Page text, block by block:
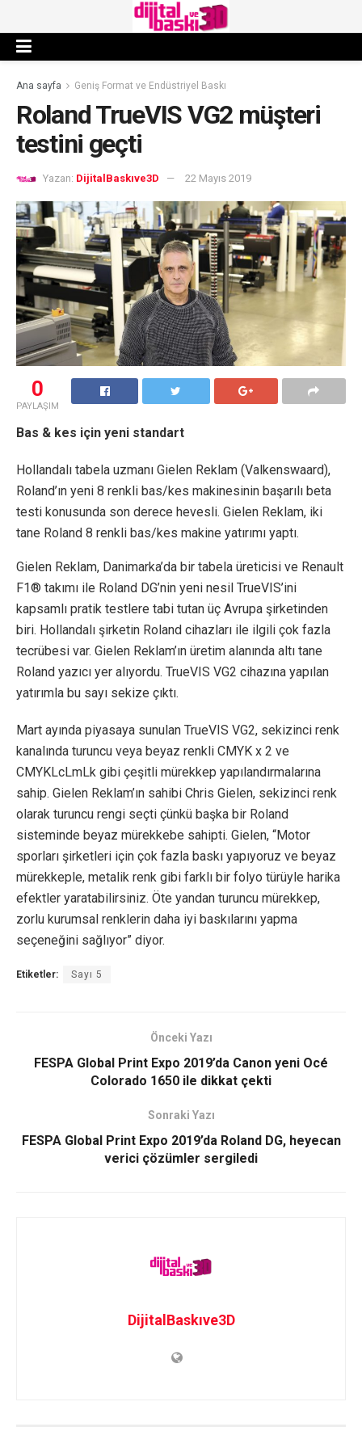
Ana sayfa Geniş Format ve Endüstriyel Baskı
Roland TrueVIS VG2 müşteri
testini geçti
Yazan: DijitalBaskıve3D 22 Mayıs 2019
0
PAYLAŞIM
Bas & kes için yeni standart
Hollandalı tabela uzmanı Gielen Reklam (Valkenswaard),
Roland’ın yeni 8 renkli bas/kes makinesinin başarılı beta
testi konusunda son derece hevesli. Gielen Reklam, iki
tane Roland 8 renkli bas/kes makine yatırımı yaptı.
Gielen Reklam, Danimarka’da bir tabela üreticisi ve Renault
F1® takımı ile Roland DG’nin yeni nesil TrueVIS’ini
kapsamlı pratik testlere tabi tutan üç Avrupa şirketinden
biri. Hollandalı şirketin Roland cihazları ile ilgili çok fazla
tecrübesi var. Gielen Reklam’ın üretim alanında altı tane
Roland yazıcı yer alıyordu. TrueVIS VG2 cihazına yapılan
yatırımla bu sayı sekize çıktı.
Mart ayında piyasaya sunulan TrueVIS VG2, sekizinci renk
kanalında turuncu veya beyaz renkli CMYK x 2 ve
CMYKLcLmLk gibi çeşitli mürekkep yapılandırmalarına
sahip. Gielen Reklam’ın sahibi Chris Gielen, sekizinci renk
olarak turuncu rengi seçti çünkü başka bir Roland
sisteminde beyaz mürekkebe sahipti. Gielen, “Motor
sporları şirketleri için çok fazla baskı yapıyoruz ve beyaz
mürekkeple, metalik renk gibi farklı bir folyo türüyle harika
efektler yaratabilirsiniz. Öte yandan turuncu mürekkep,
zorlu kurumsal renklerin daha iyi baskılarını yapma
seçeneğini sağlıyor” diyor.
Etiketler: Sayı 5
Önceki Yazı
FESPA Global Print Expo 2019’da Canon yeni Océ
Colorado 1650 ile dikkat çekti
Sonraki Yazı
FESPA Global Print Expo 2019’da Roland DG, heyecan
verici çözümler sergiledi
DijitalBaskıve3D